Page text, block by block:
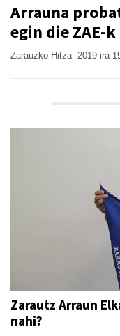
Arrauna
egin die ZAE-k
Zarauzko Hitza 2019 ira
Zarautz Arraun
nahi?